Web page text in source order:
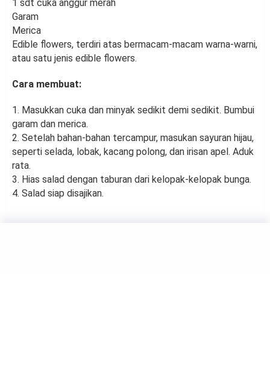
1 sdt cuka anggur merah
Garam
Merica
Edible flowers, terdiri atas bermacam-macam warna-warni,
atau satu jenis edible flowers.
Cara membuat:
1. Masukkan cuka dan minyak sedikit demi sedikit. Bumbui
garam dan merica.
2. Setelah bahan-bahan tercampur, masukan sayuran hijau,
seperti selada, lobak, kacang polong, dan irisan apel. Aduk
rata.
3. Hias salad dengan taburan dari kelopak-kelopak bunga.
4. Salad siap disajikan.